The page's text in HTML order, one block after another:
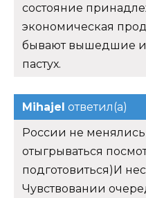
состояние
экономическая
бывают вышедшие
пастух.
Mihajel ответил(а)
России не
отыгрываться
подготовиться)И
Чувствовании